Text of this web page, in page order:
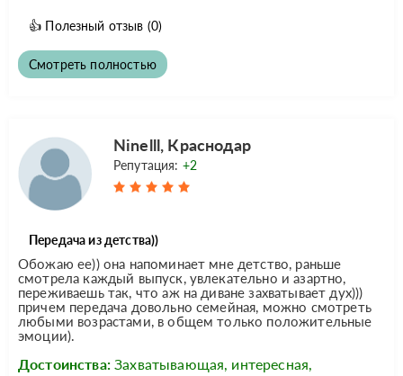
👍 Полезный отзыв (0)
Смотреть полностью
Ninelll, Краснодар
Репутация: +2
Передача из детства))
Обожаю ее)) она напоминает мне детство, раньше
смотрела каждый выпуск, увлекательно и азартно,
переживаешь так, что аж на диване захватывает дух)))
причем передача довольно семейная, можно смотреть
любыми возрастами, в общем только положительные
эмоции).
Достоинства: Захватывающая, интересная,